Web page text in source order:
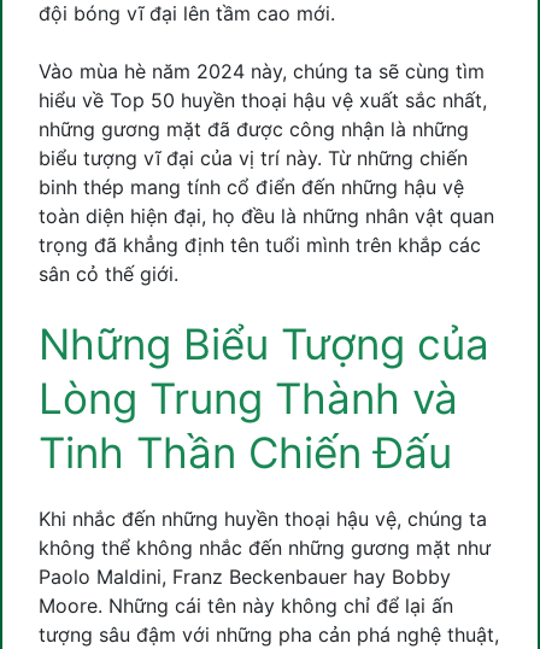
đội bóng vĩ đại lên tầm cao mới.
Vào mùa hè năm 2024 này, chúng ta sẽ cùng tìm
hiểu về Top 50 huyền thoại hậu vệ xuất sắc nhất,
những gương mặt đã được công nhận là những
biểu tượng vĩ đại của vị trí này. Từ những chiến
binh thép mang tính cổ điển đến những hậu vệ
toàn diện hiện đại, họ đều là những nhân vật quan
trọng đã khẳng định tên tuổi mình trên khắp các
sân cỏ thế giới.
Những Biểu Tượng của
Lòng Trung Thành và
Tinh Thần Chiến Đấu
Khi nhắc đến những huyền thoại hậu vệ, chúng ta
không thể không nhắc đến những gương mặt như
Paolo Maldini, Franz Beckenbauer hay Bobby
Moore. Những cái tên này không chỉ để lại ấn
tượng sâu đậm với những pha cản phá nghệ thuật,